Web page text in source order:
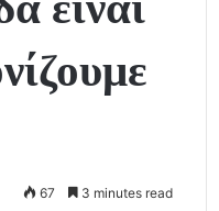
67 3 minutes read